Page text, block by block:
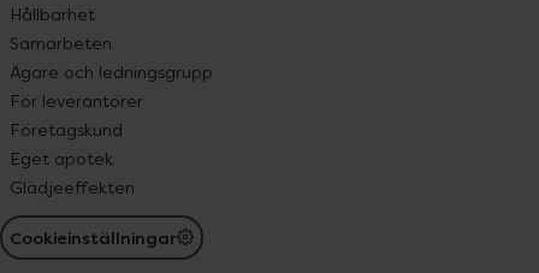
Hållbarhet
Samarbeten
Ägare och ledningsgrupp
För leverantörer
Företagskund
Eget apotek
Glädjeeffekten
Cookieinställningar